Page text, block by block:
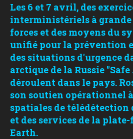
Les 6 et 7 avril, des
interministériels à grande
forces et des moyens du
unifié pour la prévention
des situations d'urgence
arctique de la Russie "Safe
déroulent dans le pays.
son soutien opérationnel
spatiales de télédétection
et des services de la
Earth.